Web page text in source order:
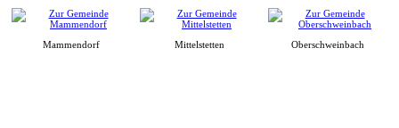
Mammendorf Mittelstetten Oberschweinbach